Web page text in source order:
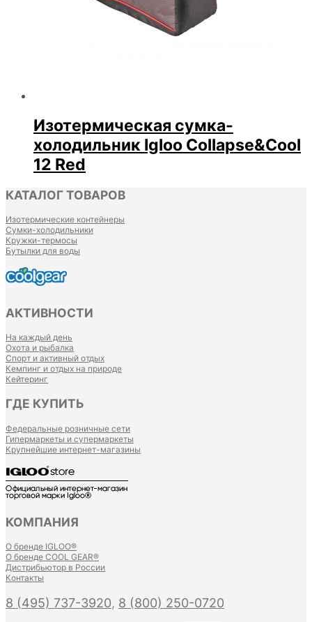
Изотермическая сумка-
холодильник Igloo Collapse&Cool
12 Red
КАТАЛОГ ТОВАРОВ
Изотермические контейнеры
Сумки-холодильники
Кружки-термосы
Бутылки для воды
АКТИВНОСТИ
На каждый день
Охота и рыбалка
Спорт и активный отдых
Кемпинг и отдых на природе
Кейтеринг
ГДЕ КУПИТЬ
Федеральные розничные сети
Гипермаркеты и супермаркеты
Крупнейшие интернет-магазины
КОМПАНИЯ
О бренде IGLOO®
О бренде COOL GEAR®
Дистрибьютор в России
Контакты
8 (495) 737-3920, 8 (800) 250-0720